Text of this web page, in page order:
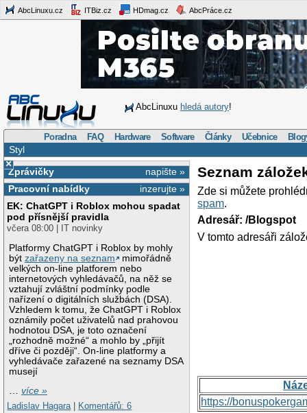
AbcLinuxu.cz ITBiz.cz HDmag.cz AbcPráce.cz
AbcLinuxu hledá autory!
Poradna FAQ Hardware Software Články Učebnice
Styl
×
napište »
Zprávičky
inzerujte »
Pracovní nabídky
EK: ChatGPT i Roblox mohou spadat
pod přísnější pravidla
včera 08:00 | IT novinky
Platformy ChatGPT i Roblox by mohly
býtzařazeny na seznam
mimořádně
velkých on-line platforem nebo
internetových vyhledávačů, na něž se
vztahují zvláštní podmínky podle
nařízení o digitálních službách (DSA).
Vzhledem k tomu, že ChatGPT i Roblox
oznámily počet uživatelů nad prahovou
hodnotou DSA, je toto označení
„rozhodně možné“ a mohlo by „přijít
dříve či později“. On-line platformy a
vyhledávače zařazené na seznamy DSA
musejí
…více »
Ladislav Hagara
Komentářů: 6
Seznam
Zde si můžete
spam.
Adresář: /Blogspot
V tomto adresáři
https://